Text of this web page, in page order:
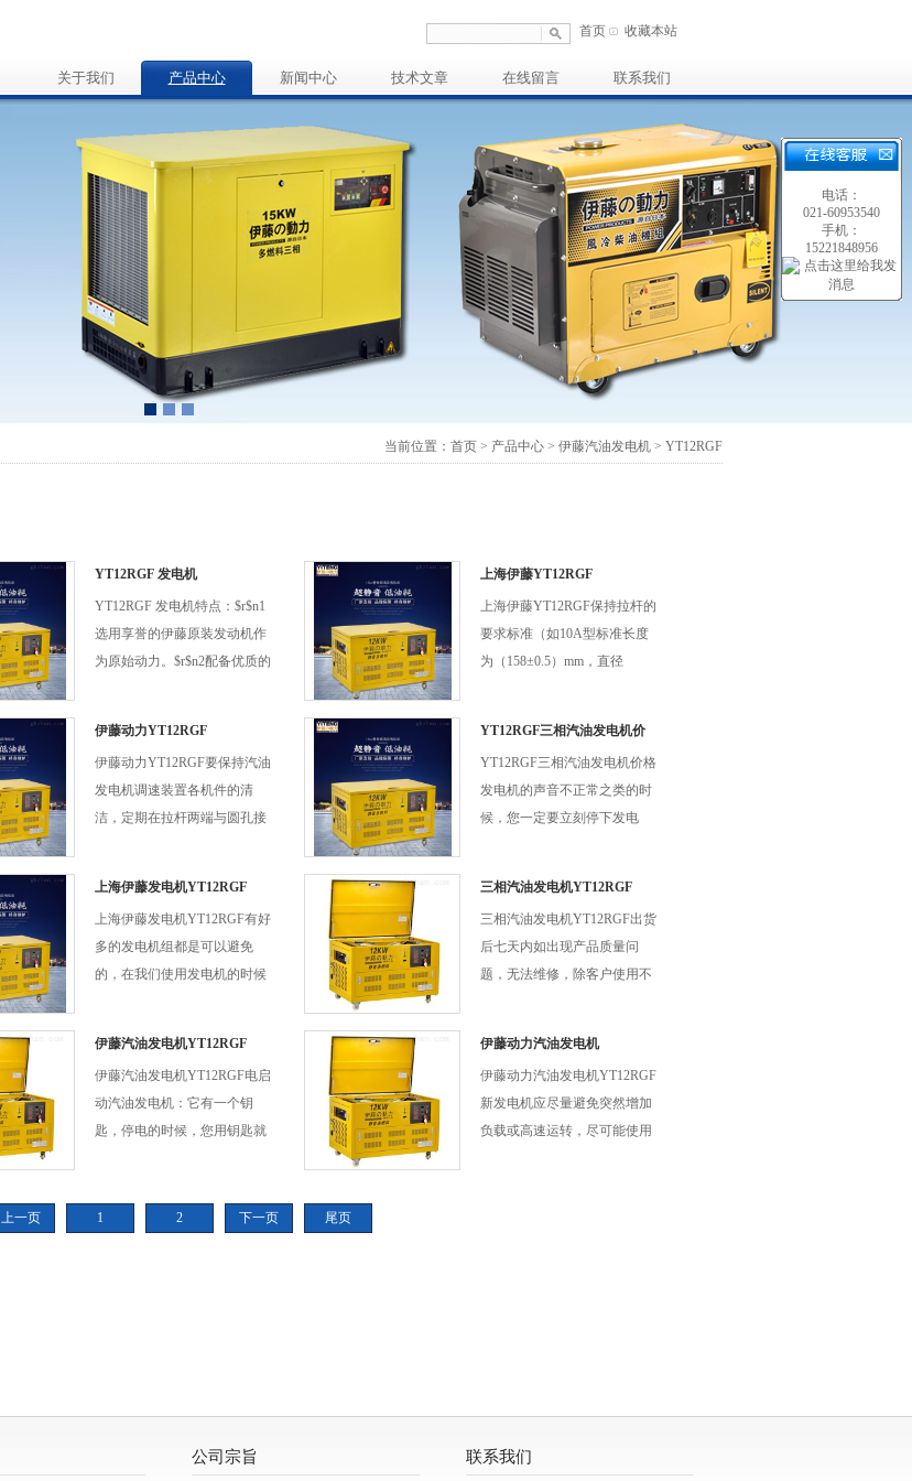
首页 收藏本站
关于我们 产品中心 新闻中心 技术文章 在线留言 联系我们
当前位置： 首页 > 产品中心 > 伊藤汽油发电机 > YT12RGF
YT12RGF 发电机
YT12RGF 发电机特点：$r$n1
选用享誉的伊藤原装发动机作
为原始动力。$r$n2配备优质的
$r$n3简洁易懂的控制操作面
板。$r$n4高效伊藤动力 OHV
发动机四冲程发电机，比对同
上海伊藤YT12RGF
上海伊藤YT12RGF保持拉杆的
要求标准（如10A型标准长度
为（158±0.5）mm，直径
拉杆两端套合的圆孔磨损过
大，应加装薄铜套，以消除过
大的间隙。
伊藤动力YT12RGF
伊藤动力YT12RGF要保持汽油
发电机调速装置各机件的清
洁，定期在拉杆两端与圆孔接
YT12RGF三相汽油发电机价
格
YT12RGF三相汽油发电机价格
发电机的声音不正常之类的时
候，您一定要立刻停下发电
上海伊藤发电机YT12RGF
上海伊藤发电机YT12RGF有好
多的发电机组都是可以避免
的，在我们使用发电机的时候
抖动的很厉害，或者是发电机
的声音不正常之类的时候，您
一定要立刻停下发电机
三相汽油发电机YT12RGF
三相汽油发电机YT12RGF出货
后七天内如出现产品质量问
题，无法维修，除客户使用不
伊藤汽油发电机YT12RGF
伊藤汽油发电机YT12RGF电启
动汽油发电机：它有一个钥
匙，停电的时候，您用钥匙就
发电机，它使用便携，适合家
伊藤动力汽油发电机
YT12RGF
伊藤动力汽油发电机YT12RGF
新发电机应尽量避免突然增加
负载或高速运转，尽可能使用
上一页 1 2 下一页 尾页
公司宗旨 联系我们
电话：
021-60953540
手机：
15221848956